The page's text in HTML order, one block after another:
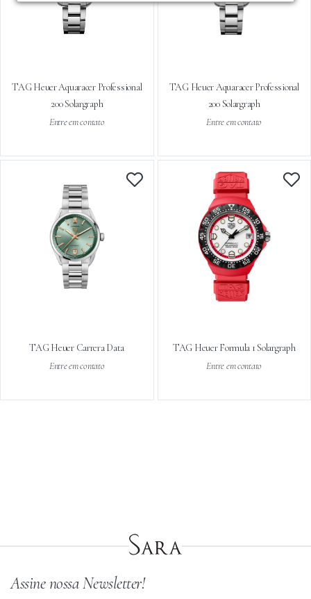
TAG Heuer Aquaracer Professional
200 Solargraph
Entre em contato
TAG Heuer Aquaracer Professional
200 Solargraph
Entre em contato
TAG Heuer Carrera Data
Entre em contato
TAG Heuer Formula 1 Solargraph
Entre em contato
Assine nossa Newsletter!